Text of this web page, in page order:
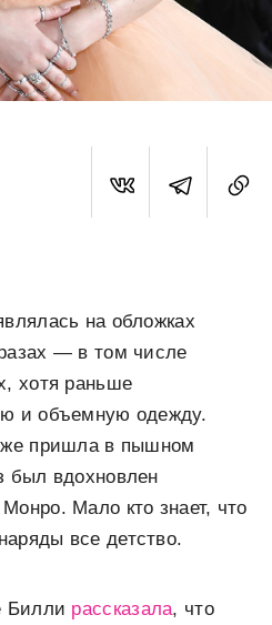
на обложках
— в том числе
хотя раньше
и объемную одежду.
пришла в пышном
был вдохновлен
Мало кто знает, что
все детство.
Билли рассказала, что